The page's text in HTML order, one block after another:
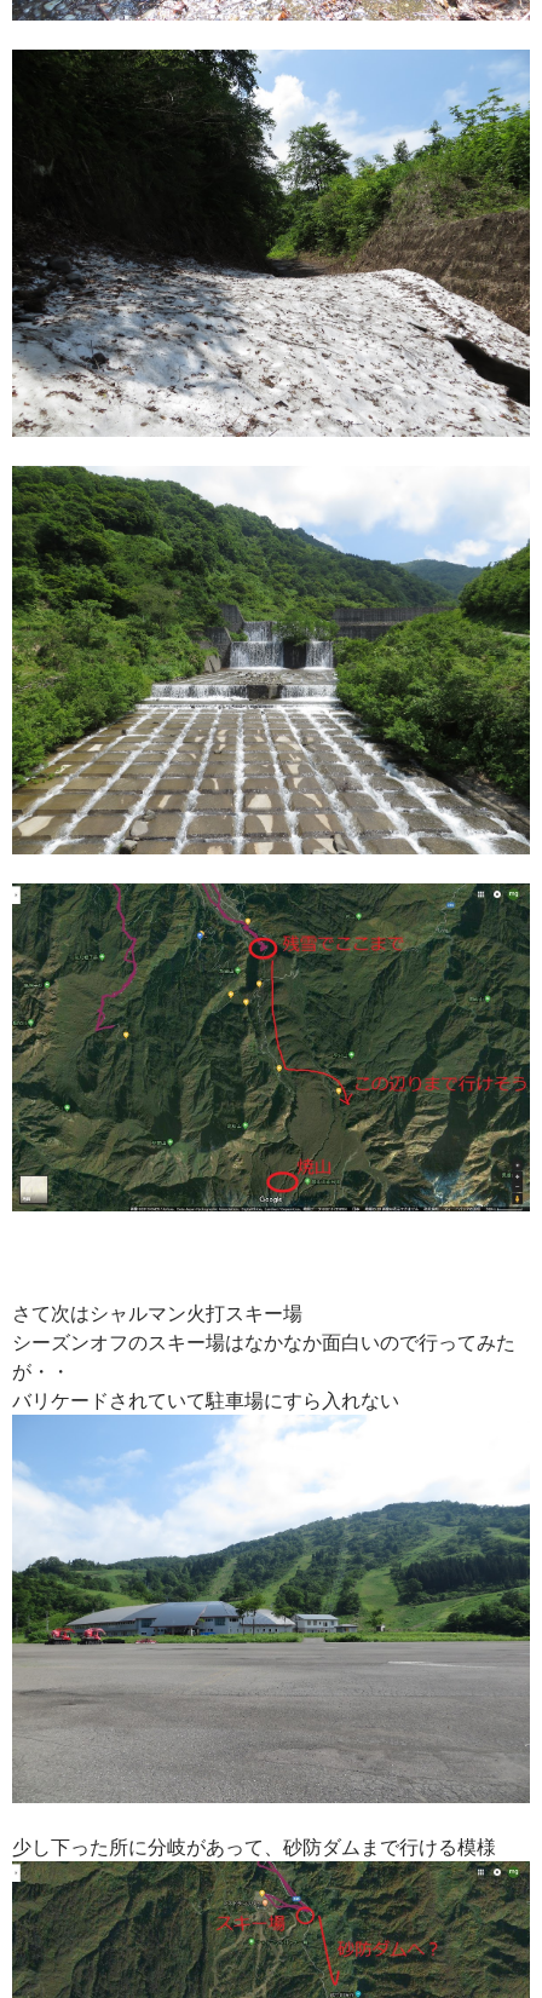
さて次はシャルマン火打スキー場
シーズンオフのスキー場はなかなか面白いので行ってみた
が・・
バリケードされていて駐車場にすら入れない
少し下った所に分岐があって、砂防ダムまで行ける模様